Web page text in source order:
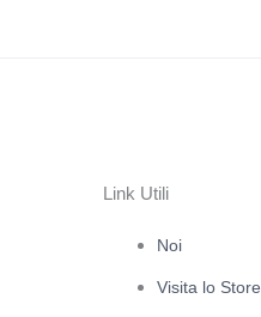
Link Utili
Noi
Visita lo Store